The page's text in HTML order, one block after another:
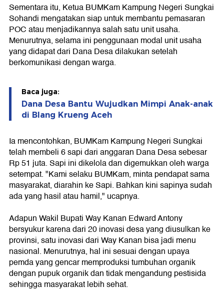
Sementara itu, Ketua BUMKam Kampung Negeri Sungkai
Sohandi mengatakan siap untuk membantu pemasaran
POC atau menjadikannya salah satu unit usaha.
Menurutnya, selama ini penggunaan modal unit usaha
yang didapat dari Dana Desa dilakukan setelah
berkomunikasi dengan warga.
Baca juga:
Dana Desa Bantu Wujudkan Mimpi Anak-anak
di Blang Krueng Aceh
Ia mencontohkan, BUMKam Kampung Negeri Sungkai
telah membeli 6 sapi dari anggaran Dana Desa sebesar
Rp 51 juta. Sapi ini dikelola dan digemukkan oleh warga
setempat. "Kami selaku BUMKam, minta pendapat sama
masyarakat, diarahin ke Sapi. Bahkan kini sapinya sudah
ada yang hasil atau hamil," ucapnya.
Adapun Wakil Bupati Way Kanan Edward Antony
bersyukur karena dari 20 inovasi desa yang diusulkan ke
provinsi, satu inovasi dari Way Kanan bisa jadi menu
nasional. Menurutnya, hal ini sesuai dengan upaya
pemda yang gencar memproduksi tumbuhan organik
dengan pupuk organik dan tidak mengandung pestisida
sehingga masyarakat lebih sehat.